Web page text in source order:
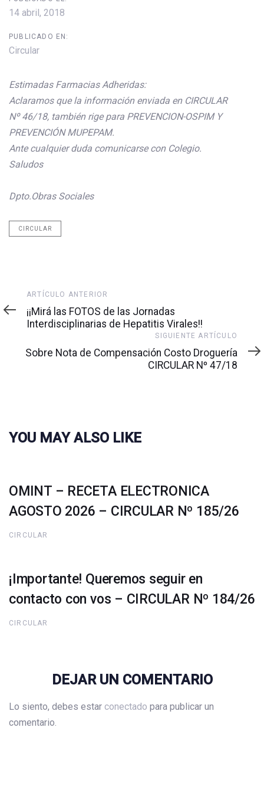
14 abril, 2018
PUBLICADO EN:
Circular
Estimadas Farmacias Adheridas:
Aclaramos que la información enviada en CIRCULAR
Nº46/18, también rige para PREVENCION-OSPIM Y
PREVENCIÓN MUPEPAM.
Ante cualquier duda comunicarse con Colegio.
Saludos
Dpto.Obras Sociales
CIRCULAR
Artículo
anterior
ARTÍCULO ANTERIOR
¡¡Mirá las FOTOS de las Jornadas
Interdisciplinarias de Hepatitis Virales!!
artículo
SIGUIENTE ARTÍCULO
Sobre Nota de Compensación Costo Droguería
CIRCULAR Nº 47/18
YOU MAY ALSO LIKE
OMINT – RECETA ELECTRONICA
AGOSTO 2026 – CIRCULAR Nº 185/26
CIRCULAR
¡Importante! Queremos seguir en
contacto con vos – CIRCULAR Nº 184/26
CIRCULAR
DEJAR UN COMENTARIO
Lo siento, debes estar conectado para publicar un
comentario.